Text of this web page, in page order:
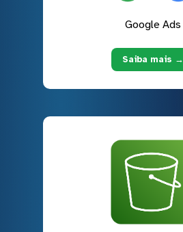
Google Ads
Saiba mais →